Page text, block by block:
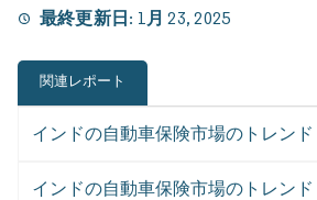
最終更新日: 1月 23, 2025
関連レポート
インドの自動車保険市場のトレンド
インドの自動車保険市場のトレンド